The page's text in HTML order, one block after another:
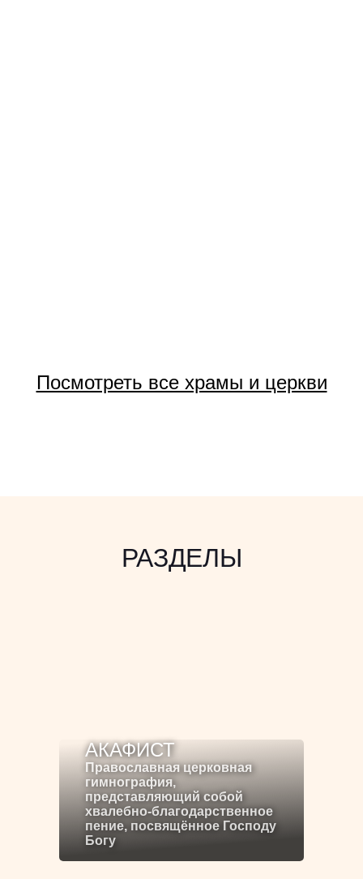
Посмотреть все храмы и церкви
РАЗДЕЛЫ
АКАФИСТ
Православная церковная
гимнография,
представляющий собой
хвалебно-благодарственное
пение, посвящённое Господу
Богу